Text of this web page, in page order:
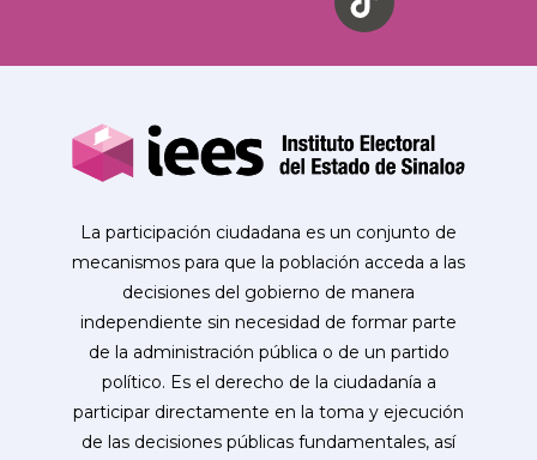
La participación ciudadana es un conjunto de
mecanismos para que la población acceda a las
decisiones del gobierno de manera
independiente sin necesidad de formar parte
de la administración pública o de un partido
político. Es el derecho de la ciudadanía a
participar directamente en la toma y ejecución
de las decisiones públicas fundamentales, así